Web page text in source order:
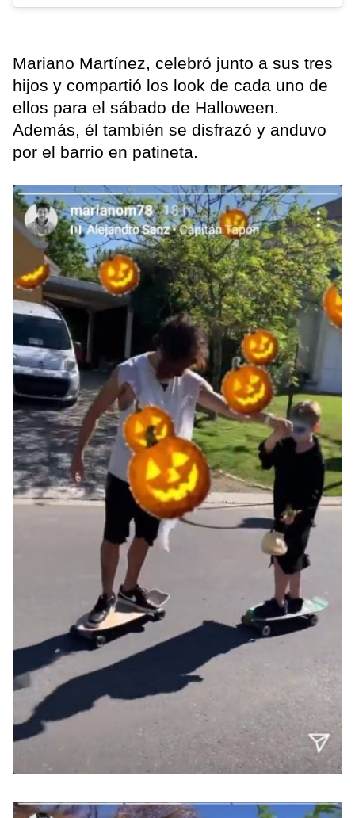
Mariano Martínez, celebró junto a sus tres
hijos y compartió los look de cada uno de
ellos para el sábado de Halloween.
Además, él también se disfrazó y anduvo
por el barrio en patineta.